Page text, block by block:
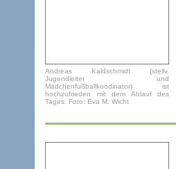
Andreas Kaldschmidt (stellv.
Jugendleiter und
Mädchenfußballkoodinator) ist
hochzufrieden mit dem Ablauf des
Tages. Foto: Eva M. Wicht